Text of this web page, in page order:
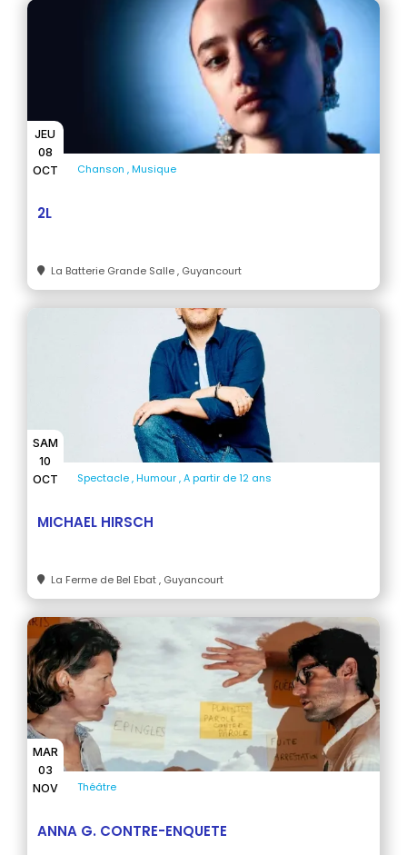
JEU
08
OCT
Chanson Musique
2L
La Batterie Grande Salle , Guyancourt
SAM
10
OCT
Spectacle Humour A partir de 12 ans
MICHAEL HIRSCH
La Ferme de Bel Ebat , Guyancourt
MAR
03
NOV
Théâtre
ANNA G. CONTRE-ENQUETE